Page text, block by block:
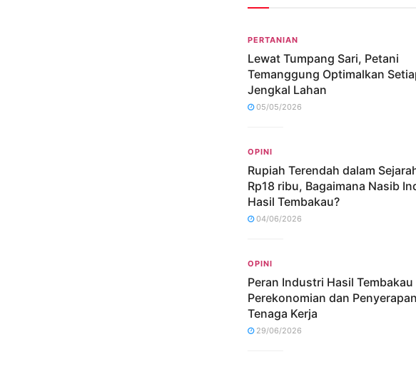
PERTANIAN
Lewat Tumpang Sari, Petani
Temanggung Optimalkan
Jengkal Lahan
05/05/2026
OPINI
Rupiah Terendah dalam
Rp18 ribu, Bagaimana Nasib
Hasil Tembakau?
04/06/2026
OPINI
Peran Industri Hasil Tembakau
Perekonomian dan Penyerapan
Tenaga Kerja
29/06/2026